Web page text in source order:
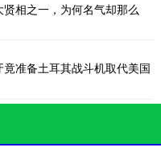
相之一，为何名气却那么
准备土耳其战斗机取代美国